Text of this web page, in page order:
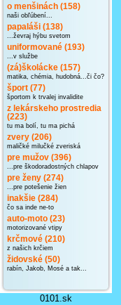
o menšinách (158)
naši obľúbení...
papaláši (138)
...ževraj hýbu svetom
uniformované (193)
...v službe
(zá)školácke (157)
matika, chémia, hudobná...či čo?
šport (77)
športom k trvalej invalidite
z lekárskeho prostredia
(223)
tu ma bolí, tu ma pichá
zvery (206)
maličké milučké zveriská
pre mužov (396)
...pre škodoradostných chlapov
pre ženy (274)
...pre potešenie žien
inakšie (284)
čo sa inde ne-to
auto-moto (23)
motorizované vtipy
krčmové (210)
z našich krčiem
židovské (50)
rabín, Jakob, Mosé a tak...
0101.sk